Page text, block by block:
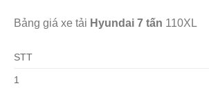
Bảng giá xe tải Hyundai 7 tấn 110XL
STT
1